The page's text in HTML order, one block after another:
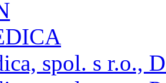
spol. s r.o.,